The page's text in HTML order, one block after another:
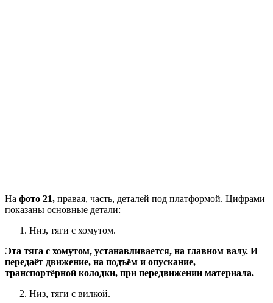
На фото 21, правая, часть, деталей под платформой. Цифрами
показаны основные детали:
Низ, тяги с хомутом.
Эта тяга с хомутом, устанавливается, на главном валу. И
передаёт движение, на подъём и опускание,
транспортёрной колодки, при передвижении материала.
Низ, тяги с вилкой.